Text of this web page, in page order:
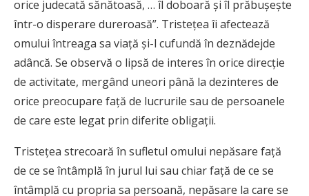
orice judecată sănătoasă, … îl doboară şi îl prăbuşeşte
într-o disperare dureroasă”. Tristeţea îi afectează
omului întreaga sa viaţă şi-l cufundă în deznădejde
adâncă. Se observă o lipsă de interes în orice direcţie
de activitate, mergând uneori până la dezinteres de
orice preocupare faţă de lucrurile sau de persoanele
de care este legat prin diferite obligaţii.
Tristeţea strecoară în sufletul omului nepăsare faţă
de ce se întâmplă în jurul lui sau chiar faţă de ce se
întâmplă cu propria sa persoană, nepăsare la care se